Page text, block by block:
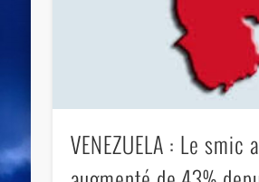
VENEZUELA : Le smic a